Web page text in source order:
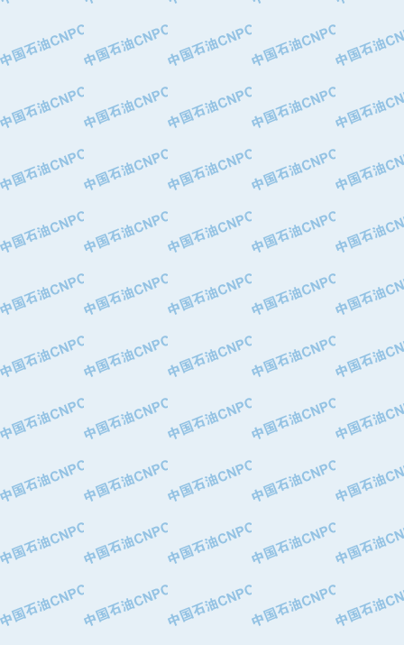
·重庆川东阀门制造有限公司
·三明高中压阀门有限公司
·宁波永泰塑料机械有限公司宁波高压
·上海人民企业集团有限公司
·西安巨力石油技术有限责任公司
·青岛汉缆股份有限公司
·厦门市榕兴新世纪石油设备制造有限
·大港油田集团中成机械制造有限公司
·承德司达石油装备开发公司
·四川明星电缆有限公司
·中国石油大庆石油化工总厂
·中国石油化工股份有限公司催化剂长
·北京长空工业有限公司
·北京中旭阳光石油天然气科技有限公
·托肯恒山科技（广州）有限公司
·北京德泰联华科技发展有限公司
·美钻石油钻采系统（上海）有限公司
·陕西爱瑞德控制工程有限公司
·成都皖东仪表电缆成套系统有限公司
·成都中寰机电设备有限公司
·河北保定天威集团特变电气有限公司
·中国石油辽阳石油化纤公司
·托肯恒山科技（广州）有限公司